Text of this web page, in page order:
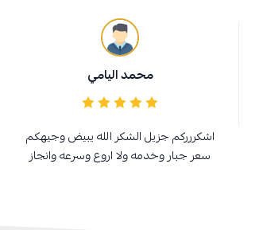
محمد اليامي
اشكررركم جزيل الشكر الله يبيض وجيهكم
سعر جبار وخدمه ولا اروع وسرعه وانجاز